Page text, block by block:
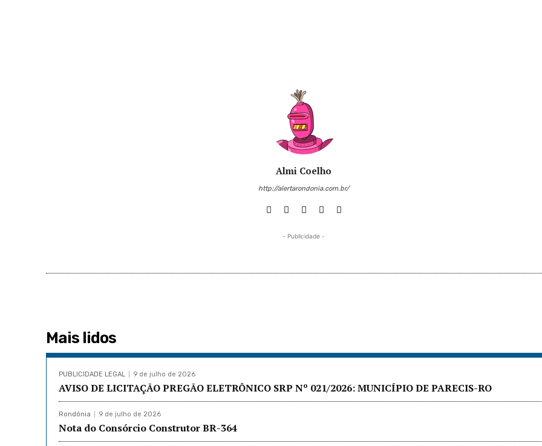
Almi Coelho
http://alertarondonia.com.br/
- Publicidade -
Mais lidos
PUBLICIDADE LEGAL 9 de julho de 2026
AVISO DE LICITAÇÃO PREGÃO ELETRÔNICO SRP Nº 021/2026: MUNICÍPIO DE PARECIS-RO
Rondônia 9 de julho de 2026
Nota do Consórcio Construtor BR-364